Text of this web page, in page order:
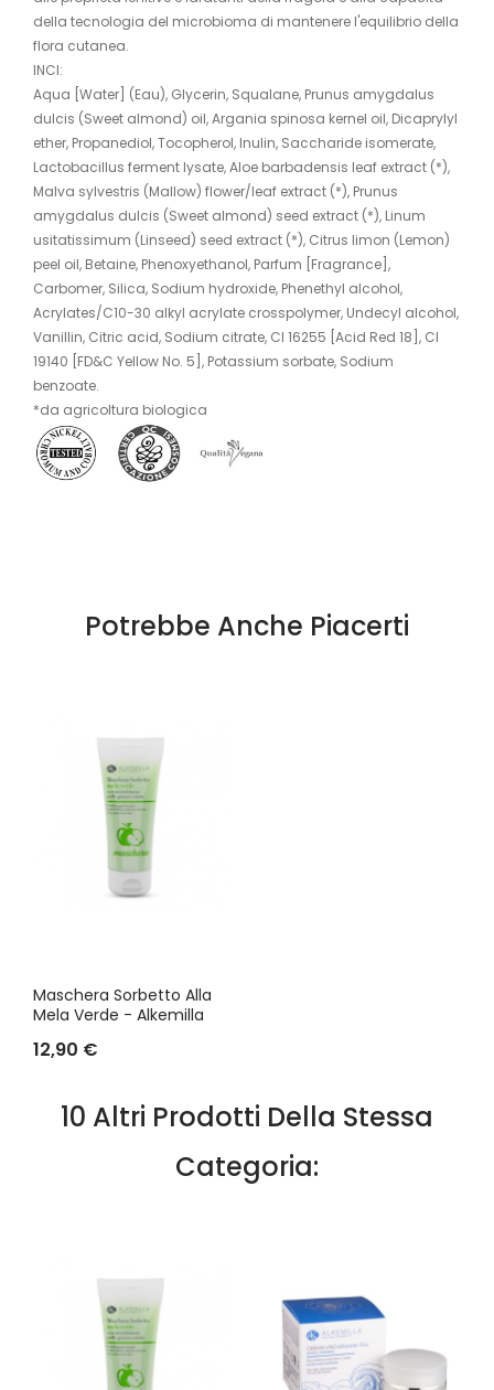
della tecnologia del microbioma di mantenere l'equilibrio della
flora cutanea.
INCI:
Aqua [Water] (Eau), Glycerin, Squalane, Prunus amygdalus
dulcis (Sweet almond) oil, Argania spinosa kernel oil, Dicaprylyl
ether, Propanediol, Tocopherol, Inulin, Saccharide isomerate,
Lactobacillus ferment lysate, Aloe barbadensis leaf extract (*),
Malva sylvestris (Mallow) flower/leaf extract (*), Prunus
amygdalus dulcis (Sweet almond) seed extract (*), Linum
usitatissimum (Linseed) seed extract (*), Citrus limon (Lemon)
peel oil, Betaine, Phenoxyethanol, Parfum [Fragrance],
Carbomer, Silica, Sodium hydroxide, Phenethyl alcohol,
Acrylates/C10-30 alkyl acrylate crosspolymer, Undecyl alcohol,
Vanillin, Citric acid, Sodium citrate, CI 16255 [Acid Red 18], CI
19140 [FD&C Yellow No. 5], Potassium sorbate, Sodium
benzoate.
*da agricoltura biologica
Potrebbe Anche Piacerti
Maschera Sorbetto Alla
Mela Verde - Alkemilla
12,90 €
10 Altri Prodotti Della Stessa
Categoria: